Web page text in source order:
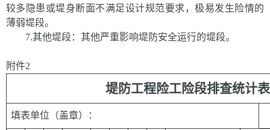
较多隐患或堤身断面不满足设计规范要求，极易发生险情的
薄弱堤段。
7.其他堤段：其他严重影响堤防安全运行的堤段。
附件2
堤防工程险工险段排查统计表
填表单位（盖章）：